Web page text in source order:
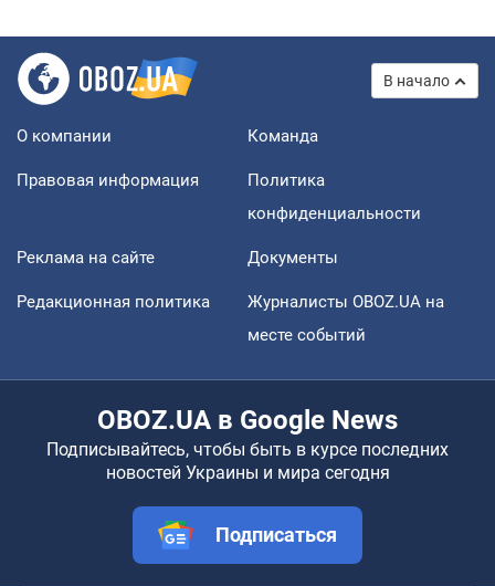
В начало
О компании Команда
Правовая информация
Политика
конфиденциальности
Реклама на сайте Документы
Редакционная политика
Журналисты OBOZ.UA на
месте событий
OBOZ.UA в Google News
Подписывайтесь, чтобы быть в курсе последних
новостей Украины и мира сегодня
Подписаться